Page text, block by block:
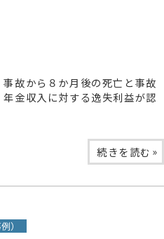
故から８か月後の死亡と事故
金収入に対する逸失利益が認
続きを読む »
）